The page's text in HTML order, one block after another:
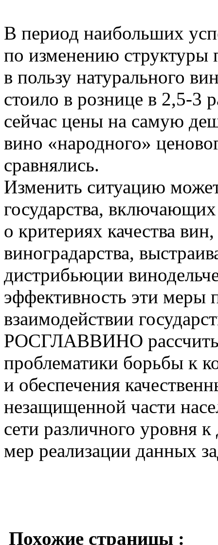
В период наибольших
по изменению структуры
в пользу натурального
стоило в рознице в 2,5-3
сейчас цены на самую
вино «народного»
сравнялись.
Изменить ситуацию
государства,
о критериях качества
виноградарства,
дистрибьюции
эффективность эти меры
взаимодействии
РОСГЛАВВИНО
проблематики борьбы к
и обеспечения
незащищенной части
сети различного уровня
мер реализации данных
Похожие страницы :